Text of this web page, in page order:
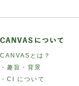
CANVASとは？
・趣旨・背景
・CI について